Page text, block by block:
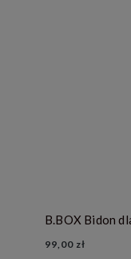
99,00 zł